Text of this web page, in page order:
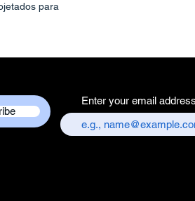
para
com
uma
são projetados
Enter your email address